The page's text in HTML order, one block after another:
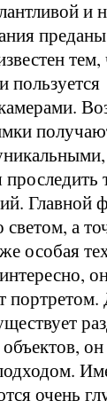
и
тем,
пользуется
проследить
Главной
светом, а
особая
портретом.
он
очень